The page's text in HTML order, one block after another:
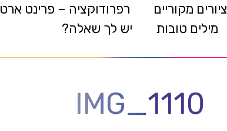
ציורים מקוריים רפרודוקציה – פרינט ארט
מילים טובות
יש לך שאלה?
IMG_1110